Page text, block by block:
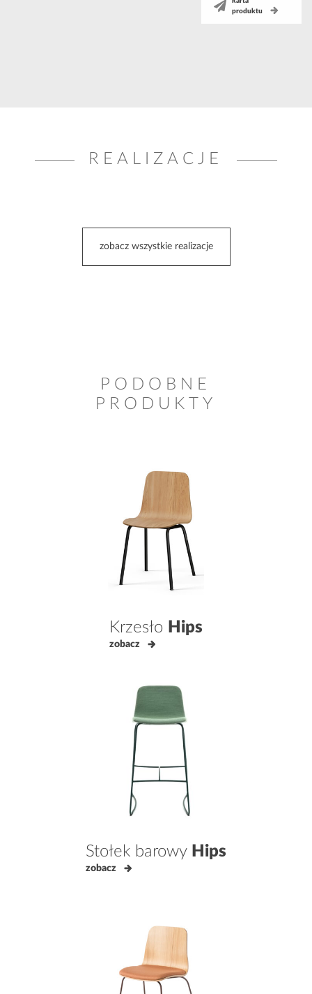
produktu
REALIZACJE
zobacz wszystkie realizacje
PODOBNE
PRODUKTY
Krzesło Hips
zobacz
Stołek barowy Hips
zobacz